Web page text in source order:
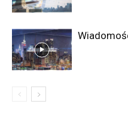
Telewizja na
na RokuTV i